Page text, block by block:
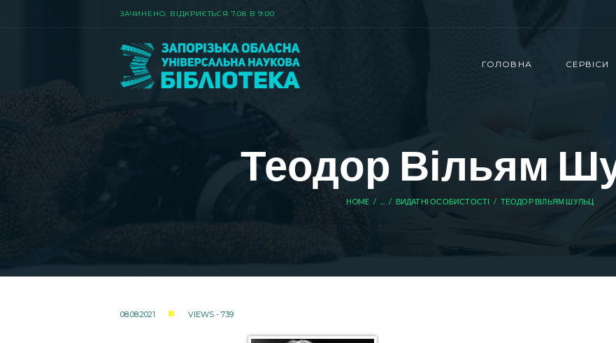
ЗАЧИНЕНО. ВIДКРИЄТЬСЯ 7.08 В 9:00
ГОЛОВНА СЕРВІСИ
Теодор Вільям
HOME ВИДАТНІ ОСОБИСТОСТІ ТЕОДОР ВІЛЬЯМ ШУЛЬЦ
08.08.2021 VIEWS - 739